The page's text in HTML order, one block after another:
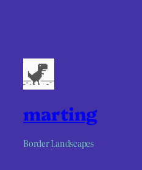
marting
Border Landscapes